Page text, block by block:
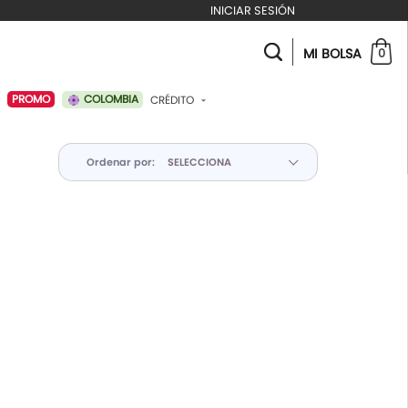
INICIAR SESIÓN
PROMO COLOMBIA CRÉDITO
MI BOLSA 0
Ordenar por: